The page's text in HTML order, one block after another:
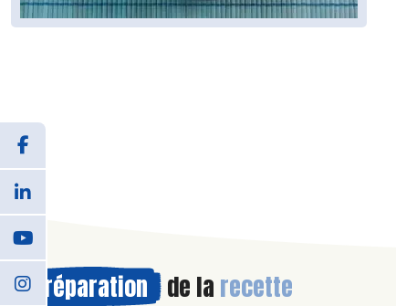
Préparation de la recette